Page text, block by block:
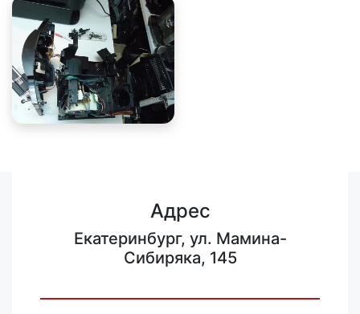
Адрес
Екатеринбург, ул. Мамина-
Сибиряка, 145